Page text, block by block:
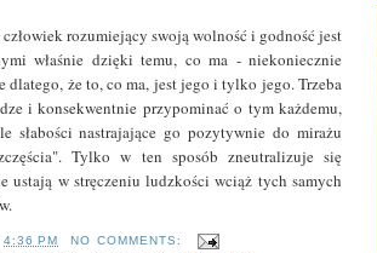
rozumiejący swoją wolność i godność jest
właśnie dzięki temu, co ma - niekoniecznie
dlatego, że to, co ma, jest jego i tylko jego. Trzeba
i konsekwentnie przypominać o tym każdemu,
słabości nastrajające go pozytywnie do mirażu
Tylko w ten sposób zneutralizuje się
ustają w stręczeniu ludzkości wciąż tych samych
4:36 PM
NO COMMENTS: